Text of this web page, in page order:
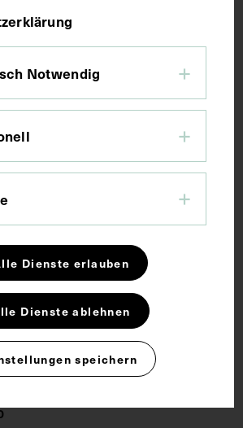
30 x 21,5 cm
von Max Schneider, Wien.
Psychoanalyse
Notwendig
Dienste erlauben
Dienste ablehnen
speichern